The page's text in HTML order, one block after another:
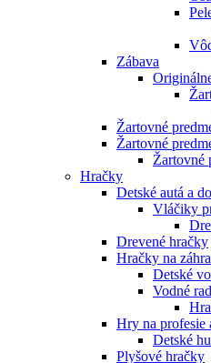
Zábava
Žartovné
Žartovné
Žartovné
Hračky
Detské autá a
Vláčiky
Drevené hračky
Hračky na
Detské
Vodné
Hry na profesie
Detské
Plyšové hračky